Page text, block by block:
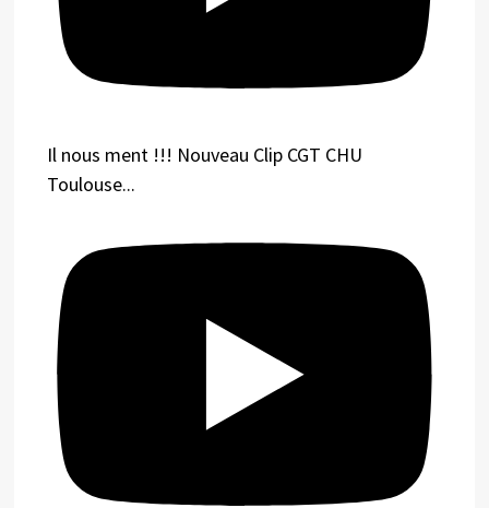
Il nous ment !!! Nouveau Clip CGT CHU
Toulouse...